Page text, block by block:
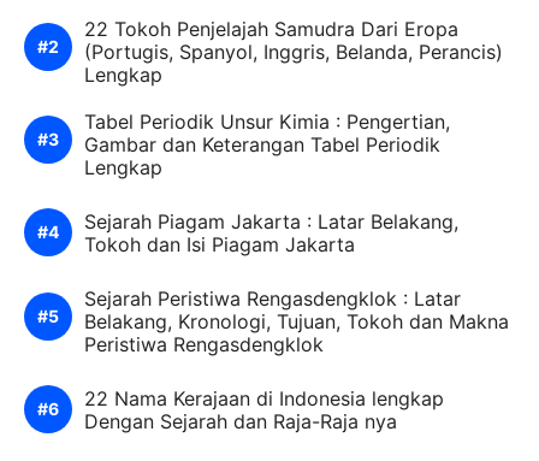
22 Tokoh Penjelajah Samudra Dari Eropa
(Portugis, Spanyol, Inggris, Belanda, Perancis)
Lengkap
Tabel Periodik Unsur Kimia : Pengertian,
Gambar dan Keterangan Tabel Periodik
Lengkap
Sejarah Piagam Jakarta : Latar Belakang,
Tokoh dan Isi Piagam Jakarta
Sejarah Peristiwa Rengasdengklok : Latar
Belakang, Kronologi, Tujuan, Tokoh dan Makna
Peristiwa Rengasdengklok
22 Nama Kerajaan di Indonesia lengkap
Dengan Sejarah dan Raja-Raja nya